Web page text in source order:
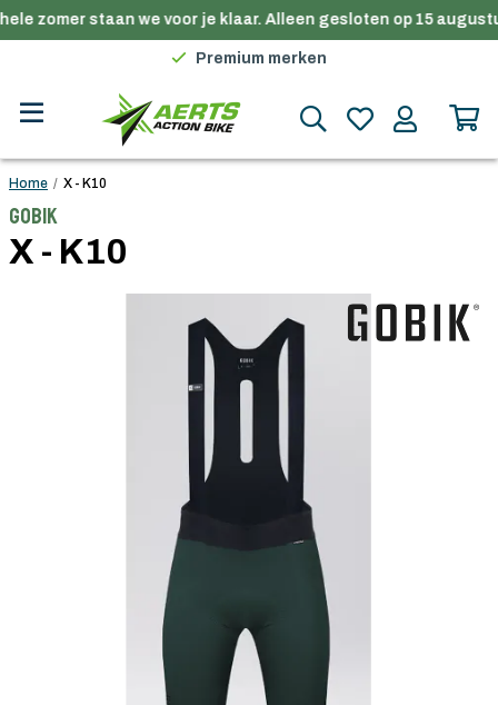
zomer staan we voor je klaar. Alleen gesloten op 15
Gratis verzending in België vanaf €100
Premium merken
Gratis verzending in België vanaf €100
Home / X - K10
Gobik
X - K10